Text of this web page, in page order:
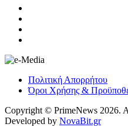
Πολιτική Απορρήτου
Όροι Χρήσης &
Copyright © PrimeNews 2026.
Developed by NovaBit.gr